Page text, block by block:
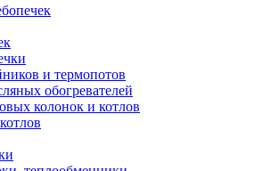
и термопотов
обогревателей
колонок и котлов